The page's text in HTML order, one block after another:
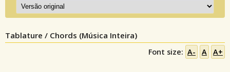
Tablature / Chords (Música Inteira)
Font size: A- A A+